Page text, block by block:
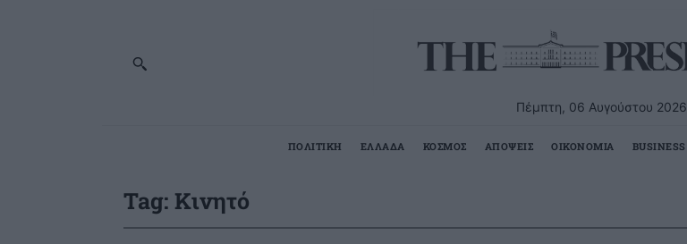
Πέμπτη, 06 Αυγούστου 2026
ΠΟΛΙΤΙΚΗ ΕΛΛΑΔΑ ΚΟΣΜΟΣ ΑΠΟΨΕΙΣ ΟΙΚΟΝΟΜΙΑ BUSINESS
Tag: Κινητό